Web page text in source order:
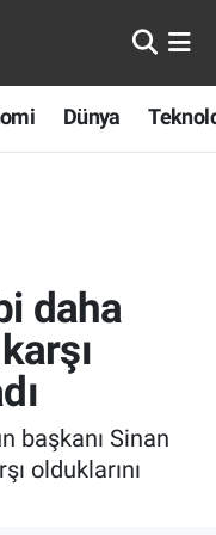
Dünya
daha
başkanı Sinan
olduklarını